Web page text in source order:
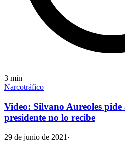
3 min
Narcotráfico
Video: Silvano Aureoles
presidente no lo recibe
29 de junio de 2021 ·